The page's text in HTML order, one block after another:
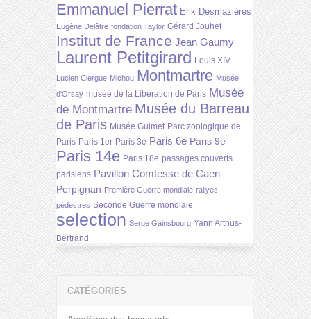
Emmanuel Pierrat Erik Desmazières
Eugène Delâtre fondation Taylor Gérard Jouhet
Institut de France Jean Gaumy
Laurent Petitgirard Louis XIV
Lucien Clergue Michou Montmartre Musée
d'Orsay musée de la Libération de Paris Musée
de Montmartre Musée du Barreau
de Paris Musée Guimet Parc zoologique de
Paris Paris 1er Paris 3e Paris 6e Paris 9e
Paris 14e Paris 18e passages couverts
parisiens Pavillon Comtesse de Caen
Perpignan Première Guerre mondiale rallyes
pédestres Seconde Guerre mondiale
selection Serge Gainsbourg Yann Arthus-
Bertrand
CATÉGORIES